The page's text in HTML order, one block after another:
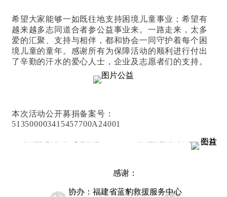
希望大家能够一如既往地支持困境儿童事业；希望有
越来越多志同道合者参公益事业来。一路走来，太多
爱的汇聚、支持与相伴，都和协会一同守护着每个困
境儿童的童年。感谢所有为保障活动的顺利进行付出
了辛勤的汗水的爱心人士，企业及志愿者们的支持。
本次活动公开募捐备案号：
513500003415457700A24001
感谢：
协办：福建省蓝豹救援服务中心